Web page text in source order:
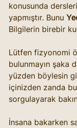
konusunda
yapmıştır. Bunu
Bilgilerin birebir
Lütfen fizyonomi
bulunmayın şaka
yüzden böylesin
içinizden zanda
sorgulayarak
İnsana bakarken